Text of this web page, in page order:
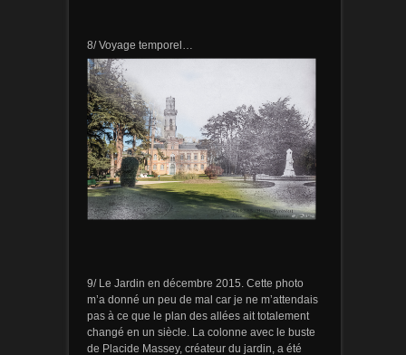
8/ Voyage temporel…
9/ Le Jardin en décembre 2015. Cette photo
m’a donné un peu de mal car je ne m’attendais
pas à ce que le plan des allées ait totalement
changé en un siècle. La colonne avec le buste
de Placide Massey, créateur du jardin, a été